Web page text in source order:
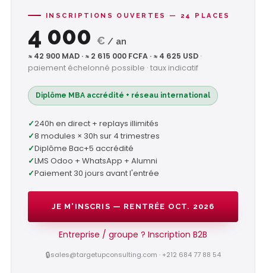
INSCRIPTIONS OUVERTES — 24 PLACES
4 000 € / an
≈ 42 900 MAD · ≈ 2 615 000 FCFA · ≈ 4 625 USD ·
paiement échelonné possible · taux indicatif
Diplôme MBA accrédité + réseau international
240h en direct + replays illimités
8 modules × 30h sur 4 trimestres
Diplôme Bac+5 accrédité
LMS Odoo + WhatsApp + Alumni
Paiement 30 jours avant l'entrée
JE M'INSCRIS — RENTRÉE OCT. 2026
Entreprise / groupe ? Inscription B2B
sales@targetupconsulting.com · +212 684 77 88 54